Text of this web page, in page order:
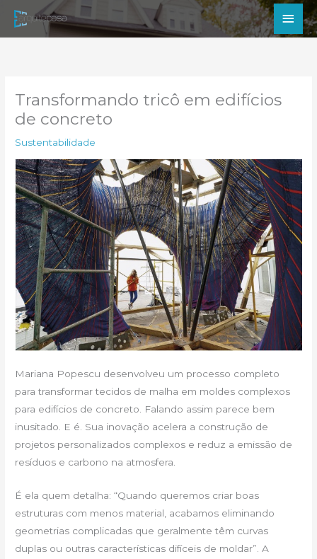
para
Transformando tricô em edifícios
de concreto
Sustentabilidade
Mariana Popescu desenvolveu um processo completo
para transformar tecidos de malha em moldes complexos
para edifícios de concreto. Falando assim parece bem
inusitado. E é. Sua inovação acelera a construção de
projetos personalizados complexos e reduz a emissão de
resíduos e carbono na atmosfera.
É ela quem detalha: “Quando queremos criar boas
estruturas com menos material, acabamos eliminando
geometrias complicadas que geralmente têm curvas
duplas ou outras características difíceis de moldar”. A